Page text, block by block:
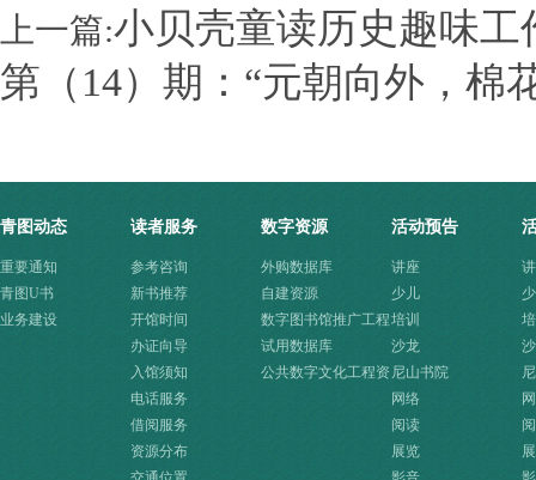
上一篇:小贝壳童读历史趣味工
第（14）期：“元朝向外，棉
青图动态
重要通知
青图U书
业务建设
读者服务
参考咨询
新书推荐
开馆时间
办证向导
入馆须知
电话服务
借阅服务
资源分布
数字资源
外购数据库
自建资源
数字图书馆推广工程
资源
试用数据库
公共数字文化工程资
活动预告
讲座
少儿
培训
沙龙
尼山书院
网络
阅读
展览